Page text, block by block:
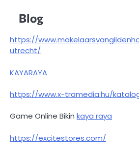
Blog
https://
utrecht/
KAYARAYA
https://www.x-tramedia.hu/
Game Online Bikin kaya raya
https://excitestores.com/